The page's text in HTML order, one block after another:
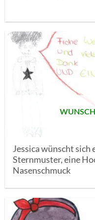
Jessica wünscht
Sternmuster, eine
Nasenschmuck